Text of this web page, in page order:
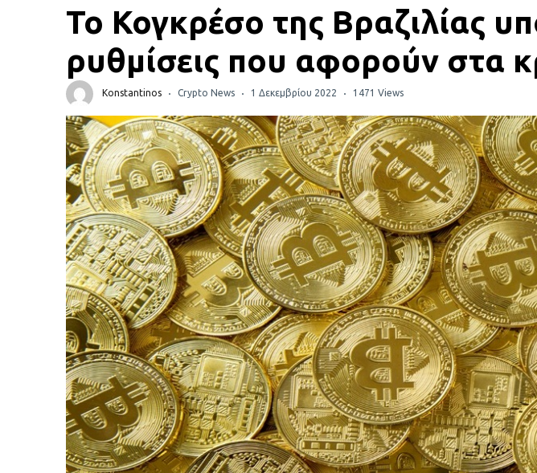
Το Κογκρέσο της Βραζιλίας
ρυθμίσεις που αφορούν στα
Konstantinos Crypto News 1 Δεκεμβρίου 2022 1471 Views
Metamask τι είναι και πως λειτουργεί αυτό το
πορτοφόλι;
Τι είναι τα NFTs
Νομοθεσία